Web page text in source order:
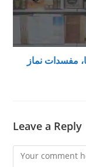
مفسدات نماز
Leave a Reply
Comment